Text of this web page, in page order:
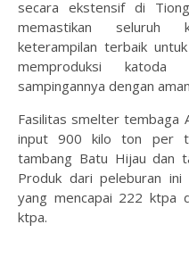
secara ekstensif di
memastikan seluruh
keterampilan terbaik
memproduksi
sampingannya dengan
Fasilitas smelter tembaga
input 900 kilo ton per
tambang Batu Hijau dan
Produk dari peleburan
yang mencapai 222 ktpa
ktpa.